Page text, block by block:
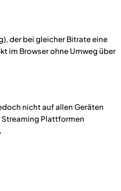
der bei gleicher Bitrate eine
im Browser ohne Umweg über
nicht auf allen Geräten
Plattformen